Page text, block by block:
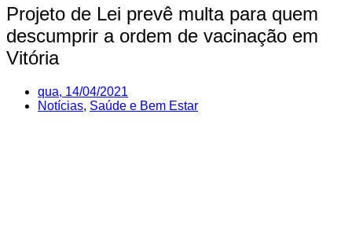
Projeto de Lei prevê multa para quem
descumprir a ordem de vacinação em
Vitória
qua, 14/04/2021
Notícias, Saúde e Bem Estar